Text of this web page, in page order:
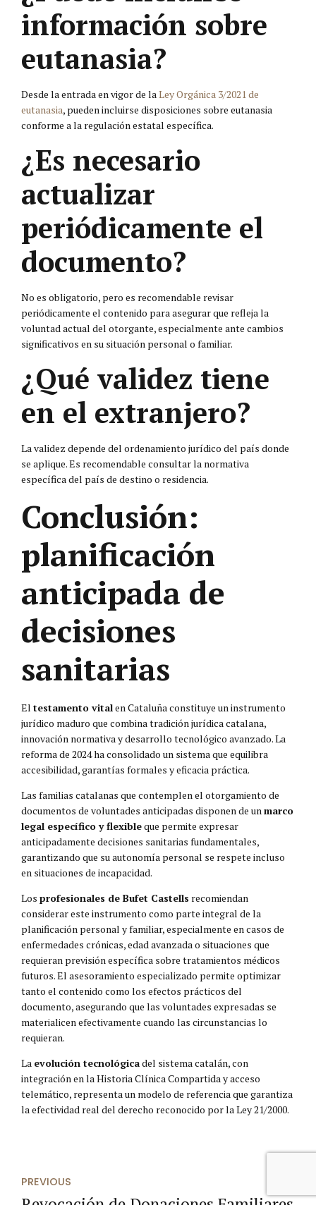
información sobre
eutanasia?
Desde la entrada en vigor de la Ley Orgánica 3/2021 de
eutanasia, pueden incluirse disposiciones sobre eutanasia
conforme a la regulación estatal específica.
¿Es necesario
actualizar
periódicamente el
documento?
No es obligatorio, pero es recomendable revisar
periódicamente el contenido para asegurar que refleja la
voluntad actual del otorgante, especialmente ante cambios
significativos en su situación personal o familiar.
¿Qué validez tiene
en el extranjero?
La validez depende del ordenamiento jurídico del país donde
se aplique. Es recomendable consultar la normativa
específica del país de destino o residencia.
Conclusión:
planificación
anticipada de
decisiones
sanitarias
El testamento vitalen Cataluña constituye un instrumento
jurídico maduro que combina tradición jurídica catalana,
innovación normativa y desarrollo tecnológico avanzado. La
reforma de 2024 ha consolidado un sistema que equilibra
accesibilidad, garantías formales y eficacia práctica.
Las familias catalanas que contemplen el otorgamiento de
documentos de voluntades anticipadas disponen de un marco
legal específico y flexibleque permite expresar
anticipadamente decisiones sanitarias fundamentales,
garantizando que su autonomía personal se respete incluso
en situaciones de incapacidad.
Los profesionales de Bufet Castells recomiendan
considerar este instrumento como parte integral de la
planificación personal y familiar, especialmente en casos de
enfermedades crónicas, edad avanzada o situaciones que
requieran previsión específica sobre tratamientos médicos
futuros. El asesoramiento especializado permite optimizar
tanto el contenido como los efectos prácticos del
documento, asegurando que las voluntades expresadas se
materialicen efectivamente cuando las circunstancias lo
requieran.
La evolución tecnológicadel sistema catalán, con
integración en la Historia Clínica Compartida y acceso
telemático, representa un modelo de referencia que garantiza
la efectividad real del derecho reconocido por la Ley 21/2000.
PREVIOUS